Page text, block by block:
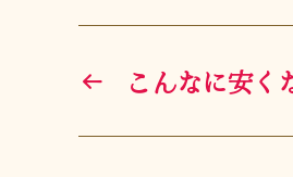
← こんなに安く